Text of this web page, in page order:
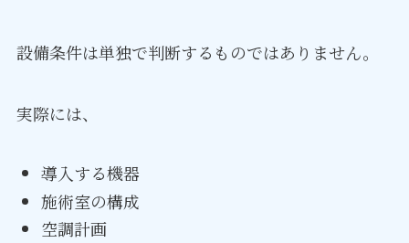
設備条件は単独で判断するものではありません。
実際には、
導入する機器
施術室の構成
空調計画